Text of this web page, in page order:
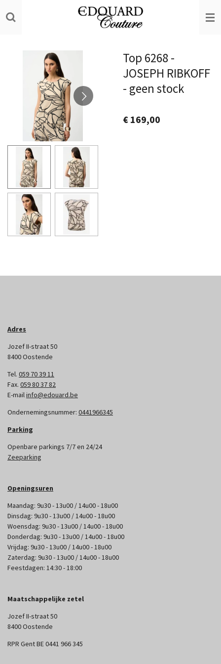
direct
hoofdinhoud
Top 6268 -
JOSEPH RIBKOFF
- geen stock
€ 169,00
Adres
Jozef II-straat 50
8400 Oostende
Tel. 059 70 39 11
Fax. 059 80 37 82
E-mailinfo@edouard.be
Ondernemingsnummer: 0441966345
Parking
Openbare parkings 7/7 en 24/24
Zeeparking
Openingsuren
Maandag: 9u30 - 13u00 / 14u00 - 18u00
Dinsdag: 9u30 - 13u00 / 14u00 - 18u00
Woensdag: 9u30 - 13u00 / 14u00 - 18u00
Donderdag: 9u30 - 13u00 / 14u00 - 18u00
Vrijdag: 9u30 - 13u00 / 14u00 - 18u00
Zaterdag: 9u30 - 13u00 / 14u00 - 18u00
Feestdagen: 14:30 - 18:00
Maatschappelijke zetel
Jozef II-straat 50
8400 Oostende
RPR Gent BE 0441 966 345